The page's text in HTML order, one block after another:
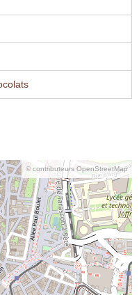
© contributeurs OpenStreetMap